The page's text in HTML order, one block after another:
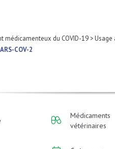
médicamenteux du COVID-19 >
COV-2
Médicaments
vétérinaires